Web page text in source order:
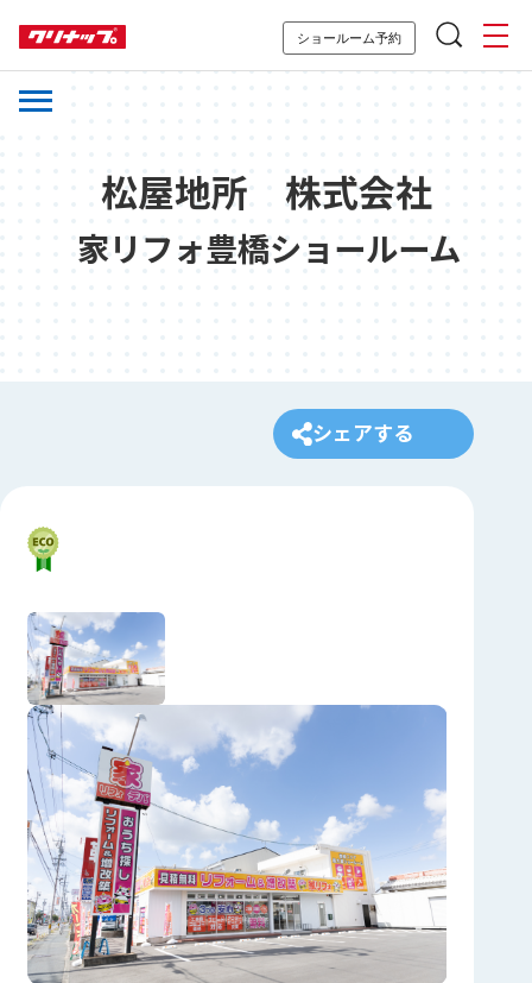
ショールーム予約
松屋地所 株式会社
家リフォ豊橋ショールーム
シェアする